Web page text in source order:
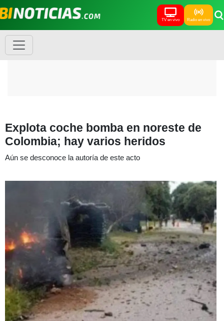
TV en vivo Radio en vivo
Explota coche bomba en noreste de
Colombia; hay varios heridos
Aún se desconoce la autoría de este acto